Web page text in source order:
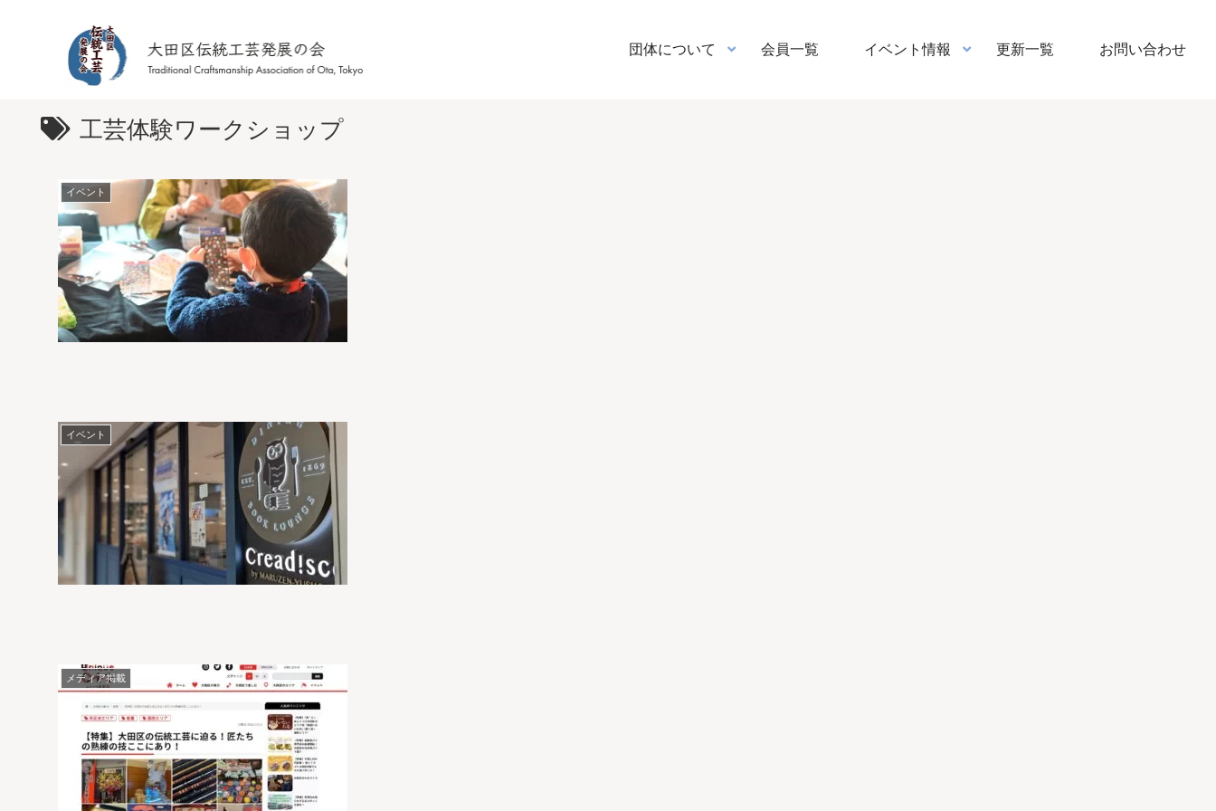
団体について 会員一覧 イベント情報 更新一覧 お問い合わせ
工芸体験ワークショップ
イベント
イベント
メディア掲載